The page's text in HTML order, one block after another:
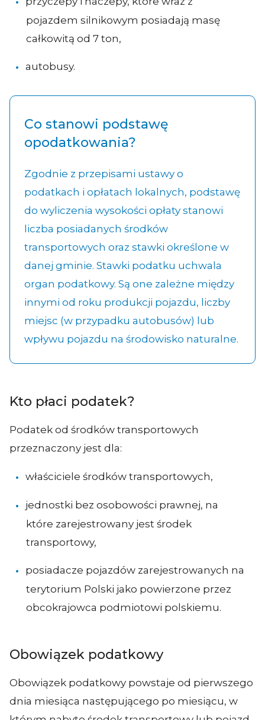
pojazdem silnikowym posiadają masę
całkowitą od 7 ton,
autobusy.
Co stanowi podstawę
opodatkowania?
Zgodnie z przepisami ustawy o
podatkach i opłatach lokalnych, podstawę
do wyliczenia wysokości opłaty stanowi
liczba posiadanych środków
transportowych oraz stawki określone w
danej gminie. Stawki podatku uchwala
organ podatkowy. Są one zależne między
innymi od roku produkcji pojazdu, liczby
miejsc (w przypadku autobusów) lub
wpływu pojazdu na środowisko naturalne.
Kto płaci podatek?
Podatek od środków transportowych
przeznaczony jest dla:
właściciele środków transportowych,
jednostki bez osobowości prawnej, na
które zarejestrowany jest środek
transportowy,
posiadacze pojazdów zarejestrowanych na
terytorium Polski jako powierzone przez
obcokrajowca podmiotowi polskiemu.
Obowiązek podatkowy
Obowiązek podatkowy powstaje od pierwszego
dnia miesiąca następującego po miesiącu, w